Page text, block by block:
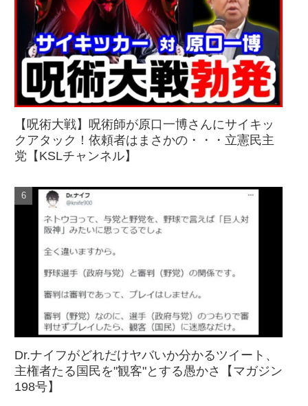
【呪術大戦】呪術師が原口一博さんにサイキッ
クアタック！依頼者はまさかの・・・立憲民主
党【KSLチャンネル】
Dr.ナイフがどれだけヤバいか分かるツイート、
主権者たる国民を"観客"とする愚かさ【マガジン
198号】